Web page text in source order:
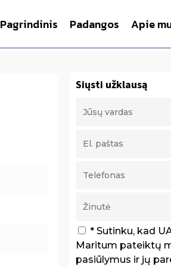
Pagrindinis Padangos Apie
Siųsti užklausą
* Sutinku, kad
Maritum pateiktų
pasiūlymus ir jų